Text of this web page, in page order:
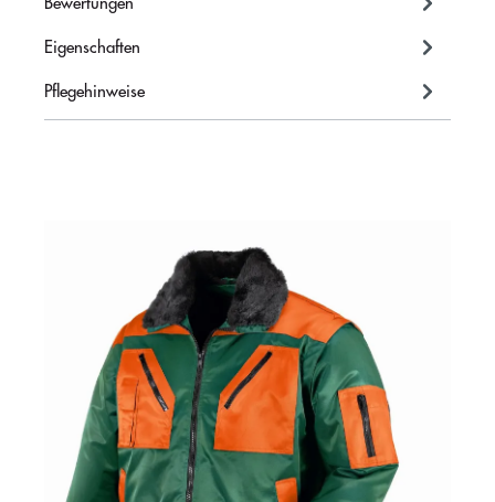
Bewertungen
Eigenschaften
Pflegehinweise